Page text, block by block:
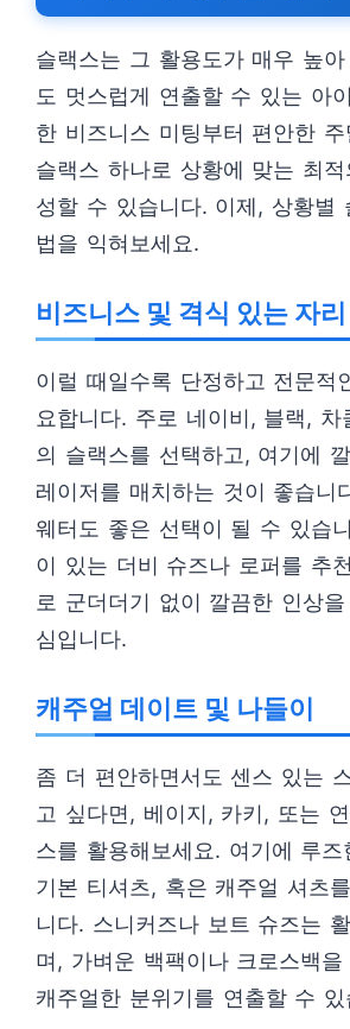
슬랙스는 그 활용도가 매우 높
도 멋스럽게 연출할 수 있는 아
한 비즈니스 미팅부터 편안한
슬랙스 하나로 상황에 맞는 최
성할 수 있습니다. 이제, 상황별
법을 익혀보세요.
비즈니스 및 격식 있는 자리
이럴 때일수록 단정하고 전문적
요합니다. 주로 네이비, 블랙,
의 슬랙스를 선택하고, 여기에
레이저를 매치하는 것이 좋습니
웨터도 좋은 선택이 될 수 있습
이 있는 더비 슈즈나 로퍼를 추
로 군더더기 없이 깔끔한 인상
심입니다.
캐주얼 데이트 및 나들이
좀 더 편안하면서도 센스 있는
고 싶다면, 베이지, 카키, 또는
스를 활용해보세요. 여기에 루
기본 티셔츠, 혹은 캐주얼 셔츠
니다. 스니커즈나 보트 슈즈는
며, 가벼운 백팩이나 크로스백
캐주얼한 분위기를 연출할 수 있